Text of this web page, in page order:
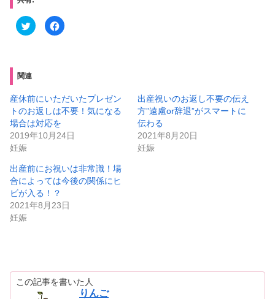
ク
リ
w
i
t
e
r
で
共
有
い
ウ
ィ
ン
ド
ウ
で
F
a
有
す
る
は
ク
リ
て
く
だ
い
(
で
開
き
関連
産休前にいただいたプレゼン
トのお返しは不要！気になる
場合は対応を
2019年10月24日
妊娠
出産祝いのお返し不要の伝え
方”遠慮or辞退”がスマートに
伝わる
2021年8月20日
妊娠
出産前にお祝いは非常識！場
合によっては今後の関係にヒ
ビが入る！？
2021年8月23日
妊娠
この記事を書いた人
りんご